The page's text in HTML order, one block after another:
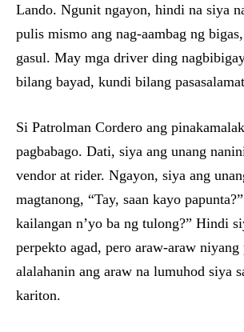
Lando. Ngunit ngayon, hindi na siya
pulis mismo ang nag-aambag ng
gasul. May mga driver ding
bilang bayad, kundi bilang
Si Patrolman Cordero ang
pagbabago. Dati, siya ang unang
vendor at rider. Ngayon, siya ang
magtanong, “Tay, saan kayo
kailangan n’yo ba ng tulong?” Hindi
perpekto agad, pero araw-araw
alalahanin ang araw na lumuhod siya
kariton.